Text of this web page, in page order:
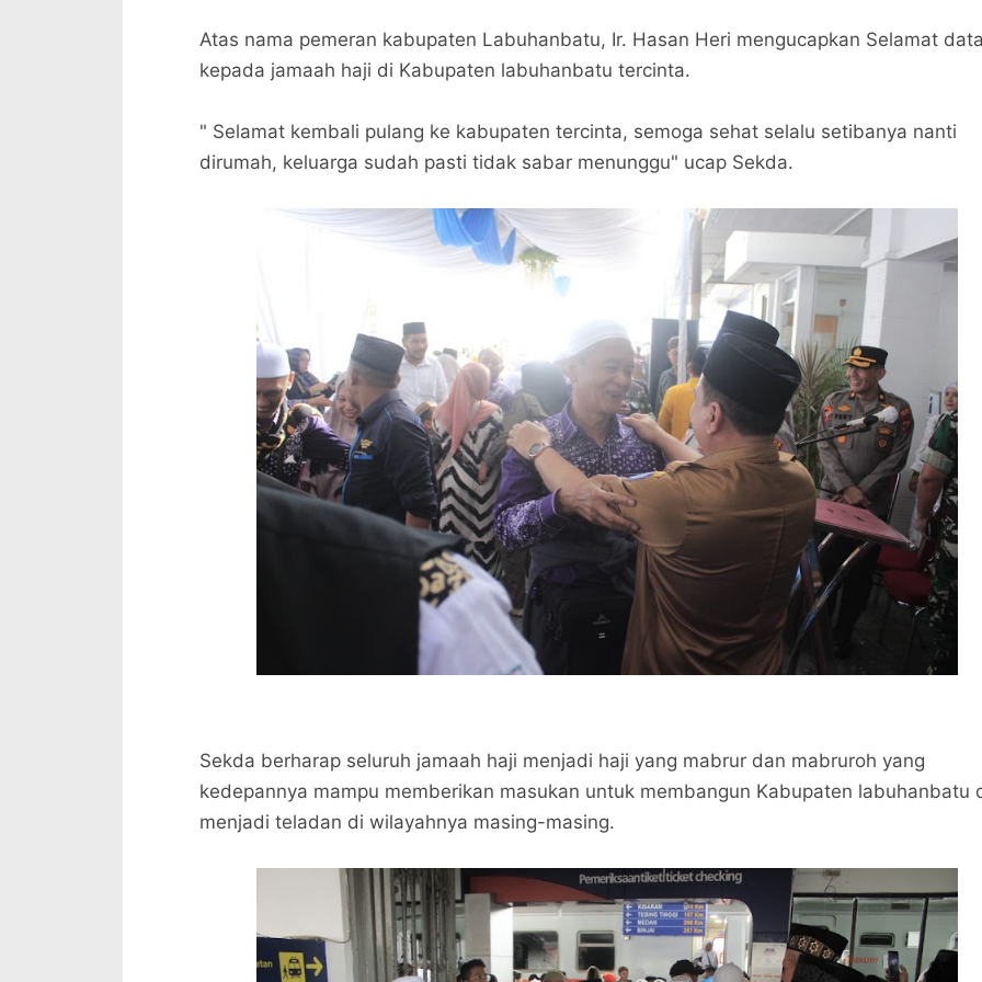
Atas nama pemeran kabupaten Labuhanbatu, Ir. Hasan Heri mengucapkan Selamat
kepada jamaah haji di Kabupaten labuhanbatu tercinta.
" Selamat kembali pulang ke kabupaten tercinta, semoga sehat selalu setibanya nanti
dirumah, keluarga sudah pasti tidak sabar menunggu" ucap Sekda.
Sekda berharap seluruh jamaah haji menjadi haji yang mabrur dan mabruroh yang
kedepannya mampu memberikan masukan untuk membangun Kabupaten labuhanbatu
menjadi teladan di wilayahnya masing-masing.